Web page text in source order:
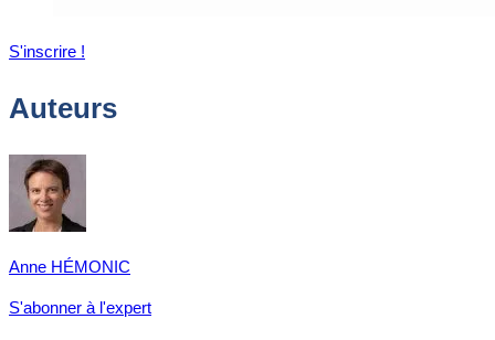
S'inscrire !
Auteurs
Anne HÉMONIC
S'abonner à l'expert